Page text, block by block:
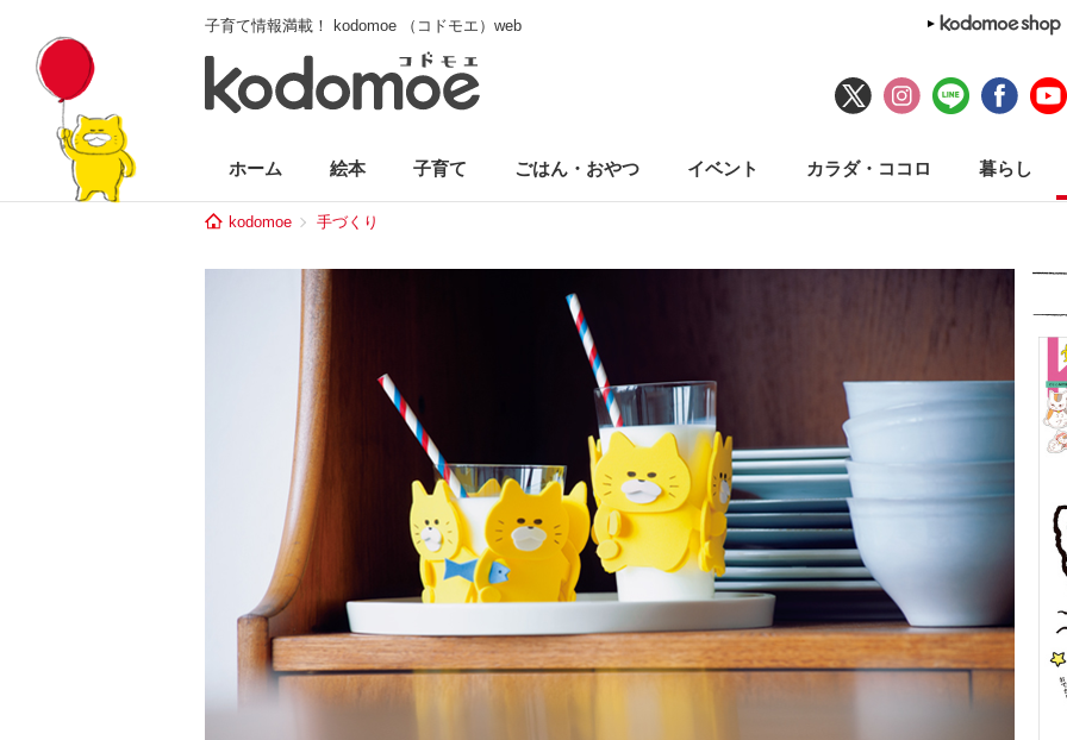
子育て情報満載！ kodomoe （コドモエ）web
ホーム 絵本 子育て ごはん・おやつ イベント カラダ・ココロ 暮らし
kodomoe 手づくり